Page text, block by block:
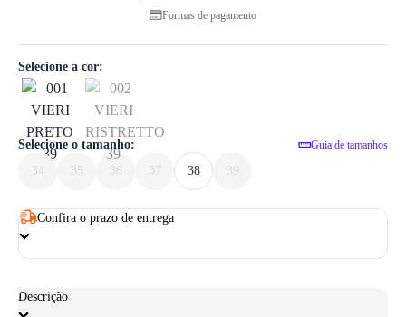
1/ 6
Formas de pagamento
Selecione o tamanho: Guia de tamanhos
34 35 36 37 38 39
Selecione a cor:
Confira o prazo de entrega
Descrição